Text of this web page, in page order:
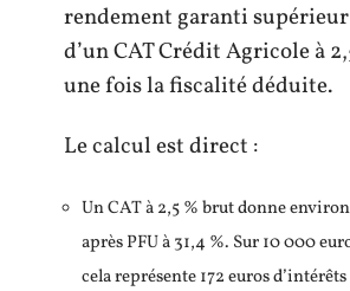
rendement garanti
d’un CAT Crédit Agricole à
une fois la fiscalité déduite.
Le calcul est direct :
Un CAT à 2,5 % brut donne
après PFU à 31,4 %. Sur 10 000
cela représente 172 euros